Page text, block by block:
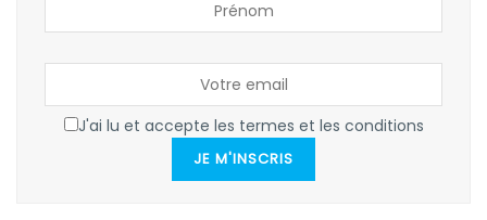
J'ai lu et accepte les termes et les conditions
JE M'INSCRIS